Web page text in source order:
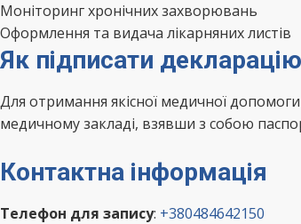
Моніторинг хронічних захворювань
Оформлення та видача лікарняних листів
Як підписати декларацію
Для отримання якісної медичної
медичному закладі, взявши з собою
Контактна інформація
Телефон для запису: +380484642150